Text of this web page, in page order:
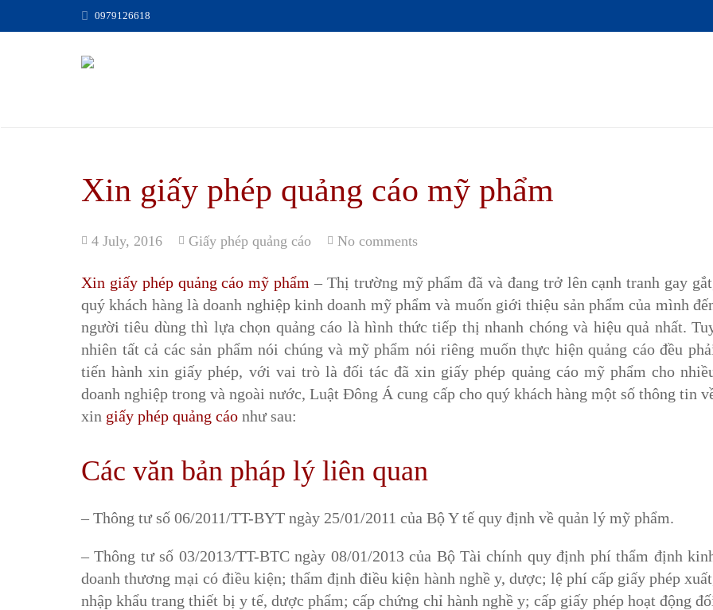
0979126618
Xin giấy phép quảng cáo mỹ phẩm
4 July, 2016 Giấy phép quảng cáo No comments
Xin giấy phép quảng cáo mỹ phẩm – Thị trường mỹ phẩm đã và đang trở lên cạnh tranh gay
quý khách hàng là doanh nghiệp kinh doanh mỹ phẩm và muốn giới thiệu sản phẩm của mình
người tiêu dùng thì lựa chọn quảng cáo là hình thức tiếp thị nhanh chóng và hiệu quả nhất.
nhiên tất cả các sản phẩm nói chúng và mỹ phẩm nói riêng muốn thực hiện quảng cáo đều
tiến hành xin giấy phép, với vai trò là đối tác đã xin giấy phép quảng cáo mỹ phẩm cho
doanh nghiệp trong và ngoài nước, Luật Đông Á cung cấp cho quý khách hàng một số thông tin
xin giấy phép quảng cáo như sau:
Các văn bản pháp lý liên quan
– Thông tư số 06/2011/TT-BYT ngày 25/01/2011 của Bộ Y tế quy định về quản lý mỹ phẩm.
– Thông tư số 03/2013/TT-BTC ngày 08/01/2013 của Bộ Tài chính quy định phí thẩm định
doanh thương mại có điều kiện; thẩm định điều kiện hành nghề y, dược; lệ phí cấp giấy phép
nhập khẩu trang thiết bị y tế, dược phẩm; cấp chứng chỉ hành nghề y; cấp giấy phép hoạt động